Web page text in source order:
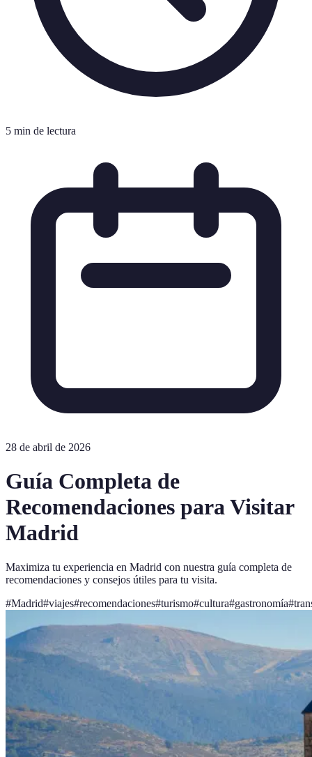
5 min de lectura
28 de abril de 2026
Guía Completa de
Recomendaciones para Visitar
Madrid
Maximiza tu experiencia en Madrid con nuestra guía completa de
recomendaciones y consejos útiles para tu visita.
#Madrid#viajes#recomendaciones#turismo#cultura#gastronomía#